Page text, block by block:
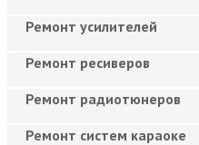
Ремонт усилителей
Ремонт ресиверов
Ремонт радиотюнеров
Ремонт систем караоке